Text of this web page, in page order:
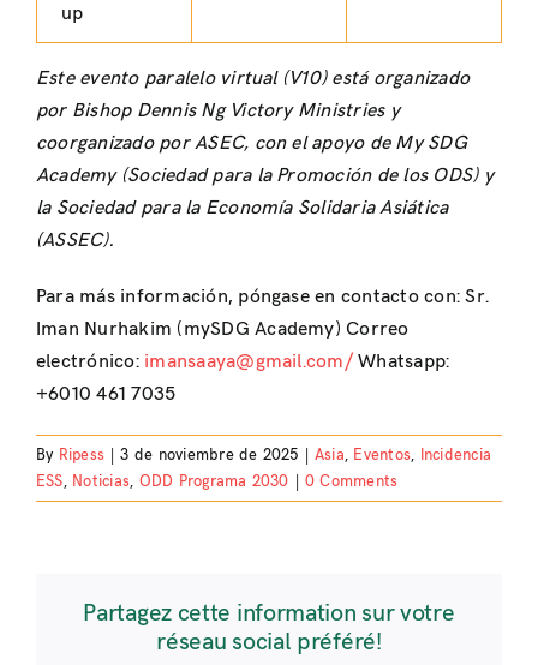
up
Este evento paralelo virtual (V10) está organizado
por Bishop Dennis Ng Victory Ministries y
coorganizado por ASEC, con el apoyo de My SDG
Academy (Sociedad para la Promoción de los ODS) y
la Sociedad para la Economía Solidaria Asiática
(ASSEC).
Para más información, póngase en contacto con: Sr.
Iman Nurhakim (mySDG Academy) Correo
electrónico: imansaaya@gmail.com/Whatsapp:
+6010 461 7035
By Ripess 3 de noviembre de 2025 Asia, Eventos, Incidencia
ESS, Noticias, ODD Programa 2030 0 Comments
Partagez cette information sur votre
réseau social préféré!